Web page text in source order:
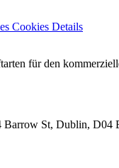
Cookies Details
für den
St, Dublin, D04